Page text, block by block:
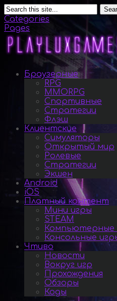
Categories
Pages
Браузерные
RPG
MMORPG
Спортивные
Стратегии
Флэш
Клиентские
Симуляторы
Открытый мир
Ролевые
Стратегии
Экшен
Android
iOS
Платный контент
Мини игры
STEAM
Компьютерные
Консольные
Чтиво
Новости
Вокруг игр
Прохождения
Обзоры
Коды